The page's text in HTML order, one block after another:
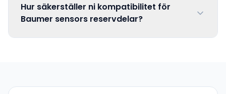
Hur säkerställer ni kompatibilitet för
Baumer sensors reservdelar?